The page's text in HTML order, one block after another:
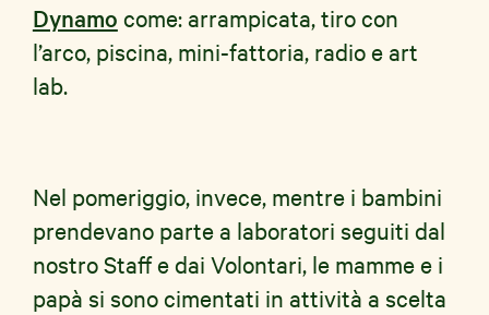
Dynamo come: arrampicata, tiro con
l’arco, piscina, mini-fattoria, radio e art
lab.
Nel pomeriggio, invece, mentre i bambini
prendevano parte a laboratori seguiti dal
nostro Staff e dai Volontari, le mamme e i
papà si sono cimentati in attività a scelta